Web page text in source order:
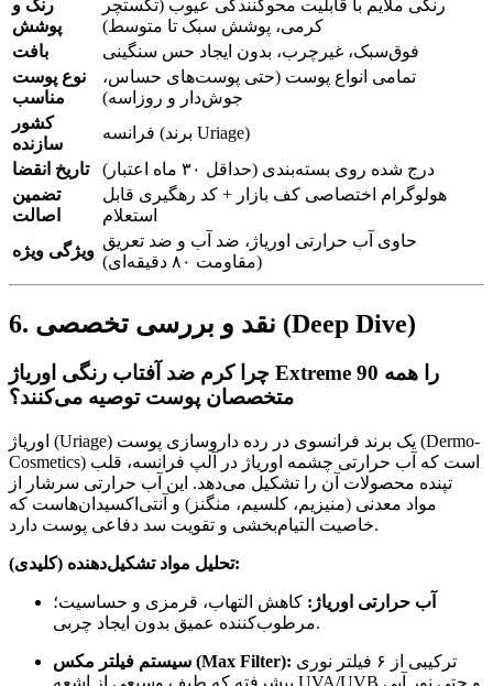
رنگ و
پوشش
رنگی ملایم با قابلیت محوکنندگی عیوب (تکستچر
کرمی، پوشش سبک تا متوسط)
بافت
فوق‌سبک، غیرچرب، بدون ایجاد حس سنگینی
نوع پوست
مناسب
تمامی انواع پوست (حتی پوست‌های حساس،
جوش‌دار و روزاسه)
کشور
سازنده
فرانسه (برند Uriage)
تاریخ انقضا
درج شده روی بسته‌بندی (حداقل ۳۰ ماه اعتبار)
تضمین
اصالت
هولوگرام اختصاصی کف بازار + کد رهگیری قابل
استعلام
ویژگی ویژه
حاوی آب حرارتی اوریاژ، ضد آب و ضد تعریق
(مقاومت ۸۰ دقیقه‌ای)
6. نقد و بررسی تخصصی (Deep Dive)
چرا کرم ضد آفتاب رنگی اوریاژ Extreme 90 را همه
متخصصان پوست توصیه می‌کنند؟
اوریاژ (Uriage) یک برند فرانسوی در رده داروسازی پوست (Dermo-
Cosmetics) است که آب حرارتی چشمه اوریاژ در آلپ فرانسه، قلب
تپنده محصولات آن را تشکیل می‌دهد. این آب حرارتی سرشار از
مواد معدنی (منیزیم، کلسیم، منگنز) و آنتی‌اکسیدان‌هاست که
خاصیت التیام‌بخشی و تقویت سد دفاعی پوست دارد.
تحلیل مواد تشکیل‌دهنده (کلیدی):
آب حرارتی اوریاژ: کاهش التهاب، قرمزی و حساسیت؛
مرطوب‌کننده عمیق بدون ایجاد چربی.
سیستم فیلتر مکس (Max Filter):
پیشرفته که طیف وسیعی از اشعه UVA/UVB و حتی نور آبی